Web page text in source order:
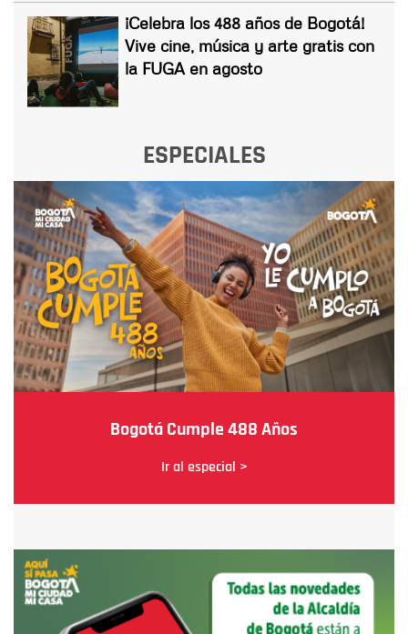
¡Celebra los 488 años de Bogotá!
Vive cine, música y arte gratis con
la FUGA en agosto
ESPECIALES
Bogotá Cumple 488 Años
Ir al especial >